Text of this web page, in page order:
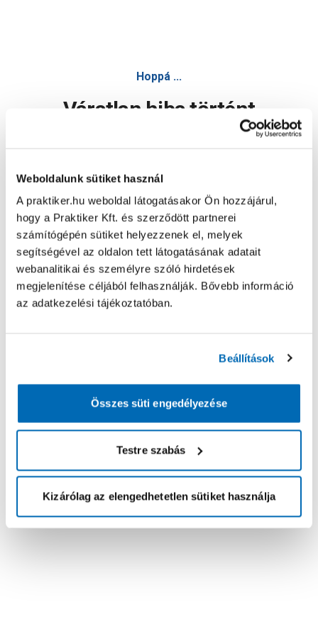
Weboldalunk sütiket használ
A praktiker.hu weboldal látogatásakor Ön hozzájárul,
hogy a Praktiker Kft. és szerződött partnerei
számítógépén sütiket helyezzenek el, melyek
segítségével az oldalon tett látogatásának adatait
webanalitikai és személyre szóló hirdetések
megjelenítése céljából felhasználják. Bővebb információ
az adatkezelési tájékoztatóban.
Beállítások
Összes süti engedélyezése
Testre szabás
Kizárólag az elengedhetetlen sütiket használja
Hoppá ...
Váratlan hiba történt
Oldal újratöltése